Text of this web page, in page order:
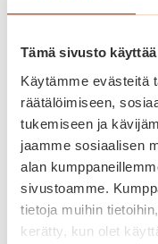
Tämä sivusto
Käytämme evästeitä
räätälöimiseen,
tukemiseen ja
jaamme sosiaalisen
alan
sivustoamme.
tietoja muihin
kerätty, kun olet
kodissa,
mukaan
ja
nykyaikainen
kylpyhuone.